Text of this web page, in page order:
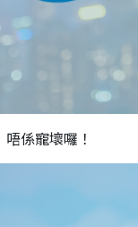
係寵壞囉！